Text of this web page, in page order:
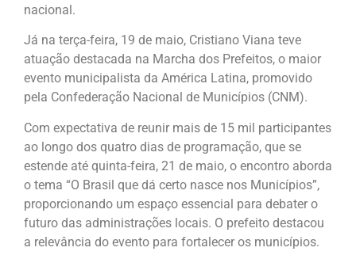
nacional.
Já na terça-feira, 19 de maio, Cristiano Viana teve
atuação destacada na Marcha dos Prefeitos, o maior
evento municipalista da América Latina, promovido
pela Confederação Nacional de Municípios (CNM).
Com expectativa de reunir mais de 15 mil participantes
ao longo dos quatro dias de programação, que se
estende até quinta-feira, 21 de maio, o encontro aborda
o tema “O Brasil que dá certo nasce nos Municípios”,
proporcionando um espaço essencial para debater o
futuro das administrações locais. O prefeito destacou
a relevância do evento para fortalecer os municípios.